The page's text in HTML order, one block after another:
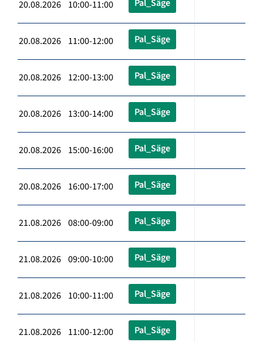
20.08.2026 10:00-11:00 Pal_Säge
20.08.2026 11:00-12:00 Pal_Säge
20.08.2026 12:00-13:00 Pal_Säge
20.08.2026 13:00-14:00 Pal_Säge
20.08.2026 15:00-16:00 Pal_Säge
20.08.2026 16:00-17:00 Pal_Säge
21.08.2026 08:00-09:00 Pal_Säge
21.08.2026 09:00-10:00 Pal_Säge
21.08.2026 10:00-11:00 Pal_Säge
21.08.2026 11:00-12:00 Pal_Säge